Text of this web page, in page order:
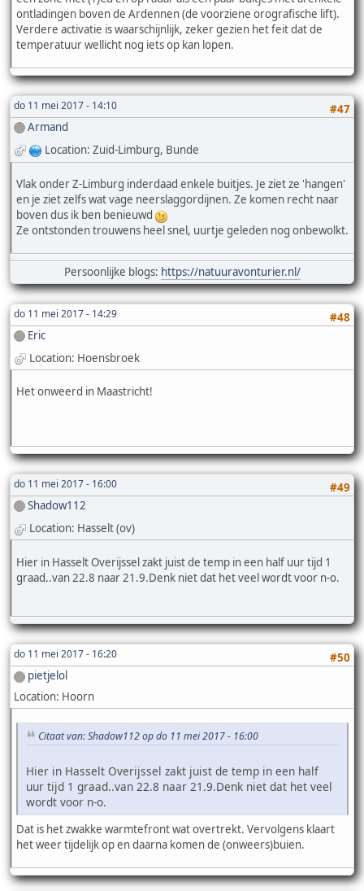
ontladingen boven de Ardennen (de voorziene orografische lift).
Verdere activatie is waarschijnlijk, zeker gezien het feit dat de
temperatuur wellicht nog iets op kan lopen.
do 11 mei 2017 - 14:10
#47
Armand
Location: Zuid-Limburg, Bunde
Vlak onder Z-Limburg inderdaad enkele buitjes. Je ziet ze 'hangen'
en je ziet zelfs wat vage neerslaggordijnen. Ze komen recht naar
boven dus ik ben benieuwd
Ze ontstonden trouwens heel snel, uurtje geleden nog onbewolkt.
Persoonlijke blogs: https://natuuravonturier.nl/
do 11 mei 2017 - 14:29
#48
Eric
Location: Hoensbroek
Het onweerd in Maastricht!
do 11 mei 2017 - 16:00
#49
Shadow112
Location: Hasselt (ov)
Hier in Hasselt Overijssel zakt juist de temp in een half uur tijd 1
graad..van 22.8 naar 21.9.Denk niet dat het veel wordt voor n-o.
do 11 mei 2017 - 16:20
#50
pietjelol
Location: Hoorn
Citaat van: Shadow112 op do 11 mei 2017 - 16:00
Hier in Hasselt Overijssel zakt juist de temp in een half
uur tijd 1 graad..van 22.8 naar 21.9.Denk niet dat het veel
wordt voor n-o.
Dat is het zwakke warmtefront wat overtrekt. Vervolgens klaart
het weer tijdelijk op en daarna komen de (onweers)buien.